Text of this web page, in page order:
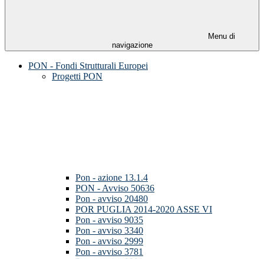
Menu di
navigazione
PON - Fondi Strutturali Europei
Progetti PON
Pon - azione 13.1.4
PON - Avviso 50636
Pon - avviso 20480
POR PUGLIA 2014-2020 ASSE VI
Pon - avviso 9035
Pon - avviso 3340
Pon - avviso 2999
Pon - avviso 3781